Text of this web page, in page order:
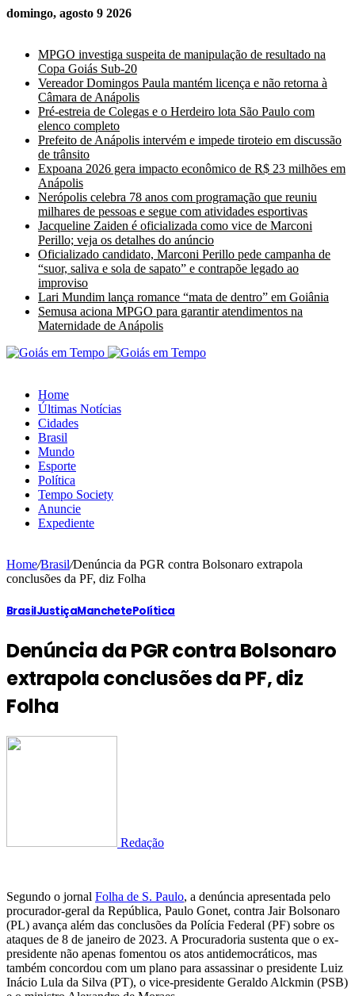
domingo, agosto 9 2026
MPGO investiga suspeita de manipulação de resultado na
Copa Goiás Sub-20
Vereador Domingos Paula mantém licença e não retorna à
Câmara de Anápolis
Pré-estreia de Colegas e o Herdeiro lota São Paulo com
elenco completo
Prefeito de Anápolis intervém e impede tiroteio em discussão
de trânsito
Expoana 2026 gera impacto econômico de R$ 23 milhões em
Anápolis
Nerópolis celebra 78 anos com programação que reuniu
milhares de pessoas e segue com atividades esportivas
Jacqueline Zaiden é oficializada como vice de Marconi
Perillo; veja os detalhes do anúncio
Oficializado candidato, Marconi Perillo pede campanha de
“suor, saliva e sola de sapato” e contrapõe legado ao
improviso
Lari Mundim lança romance “mata de dentro” em Goiânia
Semusa aciona MPGO para garantir atendimentos na
Maternidade de Anápolis
Home
Últimas Notícias
Cidades
Brasil
Mundo
Esporte
Política
Tempo Society
Anuncie
Expediente
Home/Brasil/Denúncia da PGR contra Bolsonaro extrapola
conclusões da PF, diz Folha
BrasilJustiçaManchetePolítica
Denúncia da PGR contra Bolsonaro
extrapola conclusões da PF, diz
Folha
Redação
Segundo o jornal Folha de S. Paulo, a denúncia apresentada pelo
procurador-geral da República, Paulo Gonet, contra Jair Bolsonaro
(PL) avança além das conclusões da Polícia Federal (PF) sobre os
ataques de 8 de janeiro de 2023. A Procuradoria sustenta que o ex-
presidente não apenas fomentou os atos antidemocráticos, mas
também concordou com um plano para assassinar o presidente Luiz
Inácio Lula da Silva (PT), o vice-presidente Geraldo Alckmin (PSB)